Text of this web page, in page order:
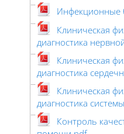
Инфекционные
Клиническая
диагностика
Клиническая
диагностика
Клиническая
диагностика
Контроль